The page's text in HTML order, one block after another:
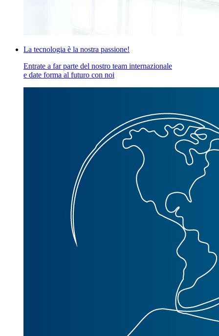
La tecnologia è la nostra passione!
Entrate a far parte del nostro team internazionale
e date forma al futuro con noi